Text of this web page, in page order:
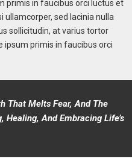
primis in faucibus orci luctus et
ullamcorper, sed lacinia nulla
sollicitudin, at varius tortor
ipsum primis in faucibus orci
That Melts Fear, And The
Healing, And Embracing Life’s